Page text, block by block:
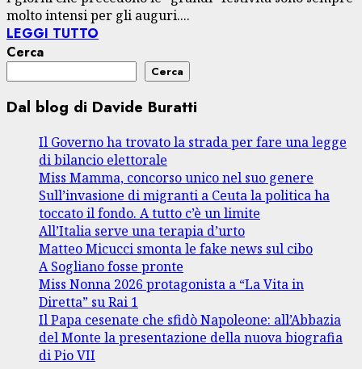
molto intensi per gli auguri....
LEGGI TUTTO
Cerca
Cerca
Dal blog di Davide Buratti
Il Governo ha trovato la strada per fare una legge
di bilancio elettorale
Miss Mamma, concorso unico nel suo genere
Sull’invasione di migranti a Ceuta la politica ha
toccato il fondo. A tutto c’è un limite
All’Italia serve una terapia d’urto
Matteo Micucci smonta le fake news sul cibo
A Sogliano fosse pronte
Miss Nonna 2026 protagonista a “La Vita in
Diretta” su Rai 1
Il Papa cesenate che sfidò Napoleone: all’Abbazia
del Monte la presentazione della nuova biografia
di Pio VII